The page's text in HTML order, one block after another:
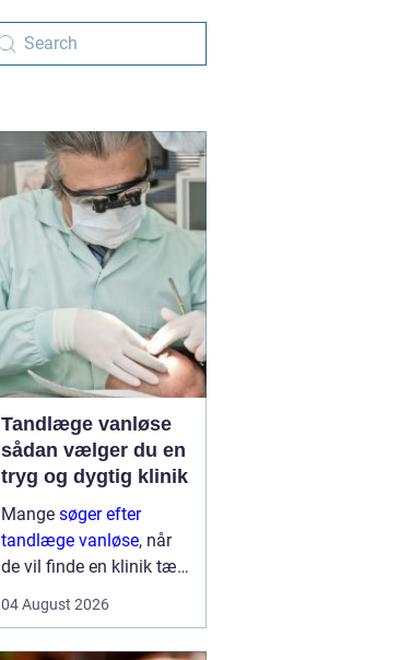
Tandlæge vanløse
sådan vælger du en
tryg og dygtig klinik
Mange søger efter
tandlæge vanløse, når
de vil finde en klinik tæt
fagligt stærk og god til
04 August 2026